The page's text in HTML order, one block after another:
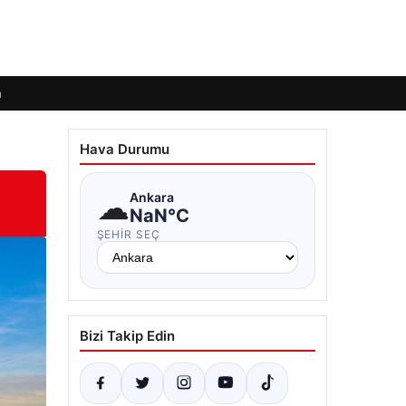
Hava Durumu
☁Ankara
NaN°C
ŞEHIR SEÇ
Bizi Takip Edin